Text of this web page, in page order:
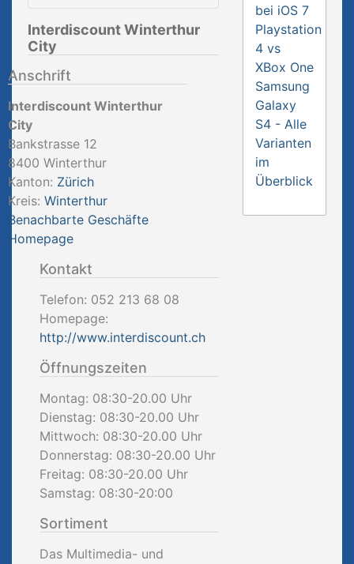
Interdiscount Winterthur
City
Anschrift
Interdiscount Winterthur
City
Bankstrasse 12
8400 Winterthur
Kanton: Zürich
Kreis: Winterthur
Benachbarte Geschäfte
Homepage
Kontakt
Telefon: 052 213 68 08
Homepage:
http://www.interdiscount.ch
Öffnungszeiten
Montag: 08:30-20.00 Uhr
Dienstag: 08:30-20.00 Uhr
Mittwoch: 08:30-20.00 Uhr
Donnerstag: 08:30-20.00 Uhr
Freitag: 08:30-20.00 Uhr
Samstag: 08:30-20:00
Sortiment
Das Multimedia- und
bei iOS 7
Playstation
4 vs
XBox One
Samsung
Galaxy
S4 - Alle
Varianten
im
Überblick